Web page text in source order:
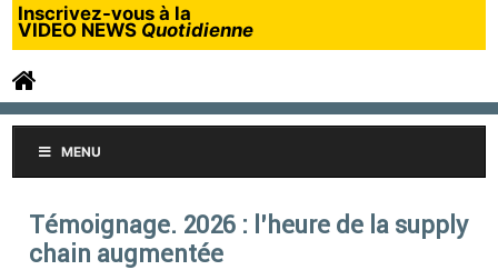
Inscrivez-vous à la
VIDEO NEWS Quotidienne
MENU
Témoignage. 2026 : l’heure de la supply
chain augmentée